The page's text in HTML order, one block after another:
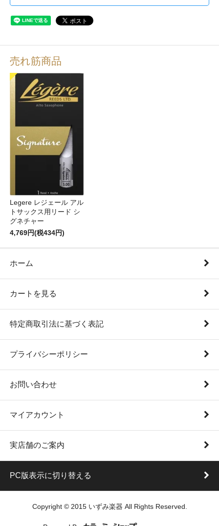
売れ筋商品
Legere レジェール アル
トサックス用リード シ
グネチャー
4,769円(税434円)
ホーム
カートを見る
特定商取引法に基づく表記
プライバシーポリシー
お問い合わせ
マイアカウント
実店舗のご案内
PC版表示に切り替える
Copyright © 2015 いずみ楽器 All Rights Reserved.